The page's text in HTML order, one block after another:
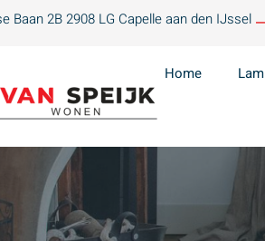
Baan 2B 2908 LG Capelle aan den IJssel
Home